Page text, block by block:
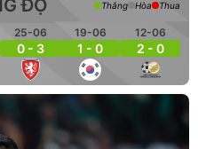
ĐỘ
25-06
0 - 3
19-06
1 - 0
12-06
2 - 0
Thắng Hòa Thua